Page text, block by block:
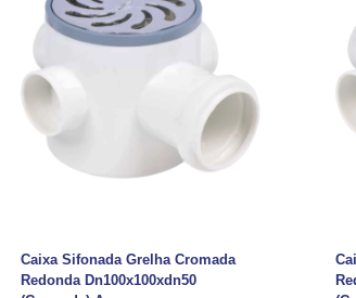
Caixa Sifonada Grelha Cromada
Redonda Dn100x100xdn50